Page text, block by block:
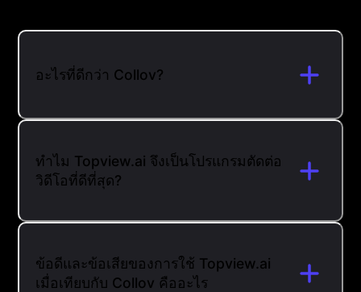
อะไรที่ดีกว่า Collov?
ทำไม Topview.ai จึงเป็นโปรแกรมตัดต่อ
วิดีโอที่ดีที่สุด?
ข้อดีและข้อเสียของการใช้ Topview.ai
เมื่อเทียบกับ Collov คืออะไร